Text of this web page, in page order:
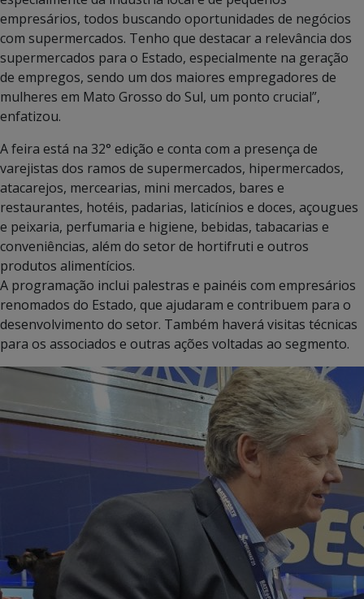
empresários, todos buscando oportunidades de negócios
com supermercados. Tenho que destacar a relevância dos
supermercados para o Estado, especialmente na geração
de empregos, sendo um dos maiores empregadores de
mulheres em Mato Grosso do Sul, um ponto crucial”,
enfatizou.
A feira está na 32° edição e conta com a presença de
varejistas dos ramos de supermercados, hipermercados,
atacarejos, mercearias, mini mercados, bares e
restaurantes, hotéis, padarias, laticínios e doces, açougues
e peixaria, perfumaria e higiene, bebidas, tabacarias e
conveniências, além do setor de hortifruti e outros
produtos alimentícios.
A programação inclui palestras e painéis com empresários
renomados do Estado, que ajudaram e contribuem para o
desenvolvimento do setor. Também haverá visitas técnicas
para os associados e outras ações voltadas ao segmento.